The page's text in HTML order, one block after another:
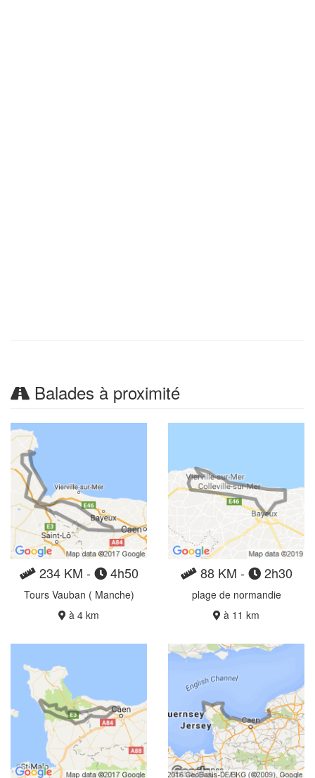
Balades à proximité
234 KM - 4h50
Tours Vauban ( Manche)
à 4 km
88 KM - 2h30
plage de normandie
à 11 km